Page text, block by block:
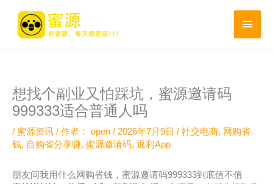
主
菜
想找个副业又怕踩坑，蜜源邀请码
999333适合普通人吗
/ 蜜源资讯 / 作者： open / 2026年7月9日 / 社交电商, 网购省
钱, 自购省分享赚, 蜜源邀请码, 返利App
朋友问我用什么网购省钱，蜜源邀请码999333到底值不值